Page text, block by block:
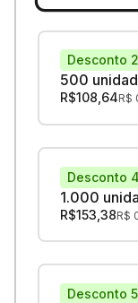
500
Desconto
R$108,64R$
1.000
Desconto
R$153,38R$
Desconto